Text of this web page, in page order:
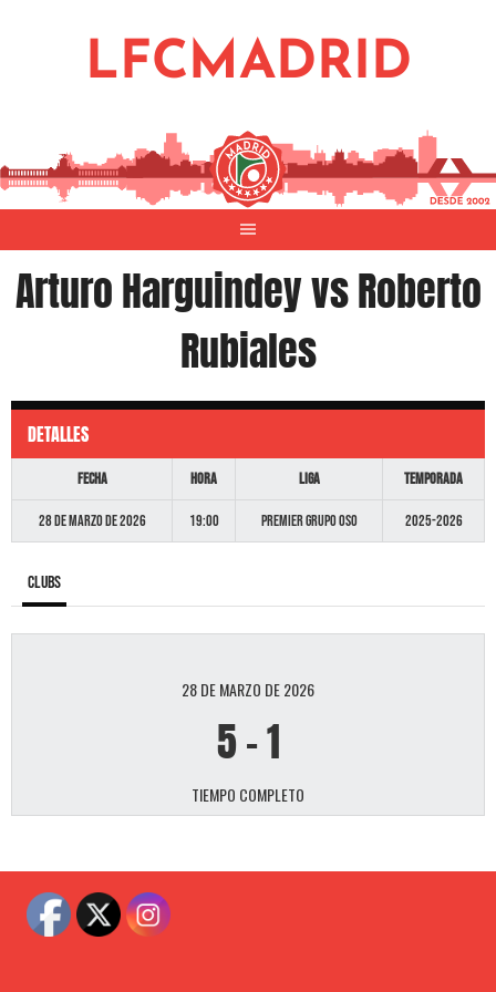
LFCMADRID
Arturo Harguindey vs Roberto
Rubiales
DETALLES
Fecha Hora Liga Temporada
28 de marzo de 2026 19:00 Premier GRUPO OSO 2025-2026
Clubs
28 DE MARZO DE 2026
5-1
TIEMPO COMPLETO